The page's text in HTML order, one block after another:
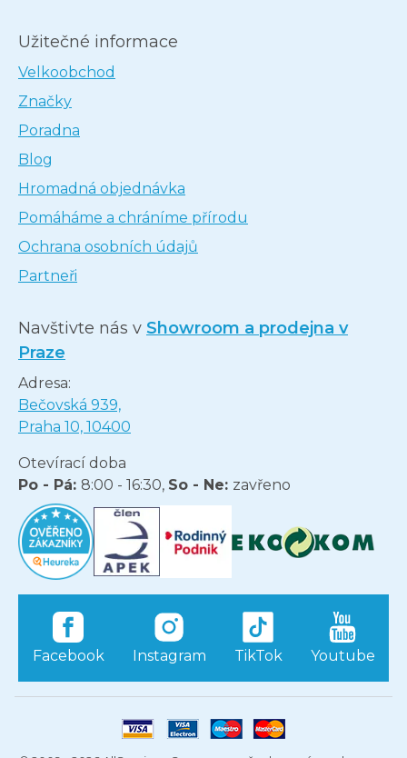
Užitečné informace
Velkoobchod
Značky
Poradna
Blog
Hromadná objednávka
Pomáháme a chráníme přírodu
Ochrana osobních údajů
Partneři
Navštivte nás v Showroom a prodejna v
Praze
Adresa:
Bečovská 939,
Praha 10, 10400
Otevírací doba
Po - Pá: 8:00 - 16:30, So - Ne: zavřeno
Facebook Instagram TikTok Youtube